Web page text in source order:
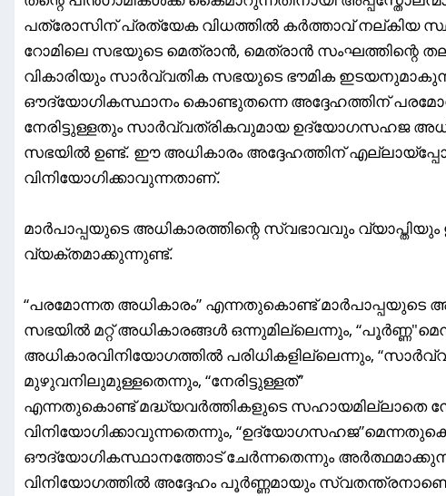
പത്രോസിന് പ്രത്യേക വിധത്തിൽ കർത്താവ് നല്കിയ
റോമിലെ സഭയുടെ മെത്രാൻ, മെത്രാൻ സംഘത്തിന്റെ
വികാരിയും സാർവ്വതിക സഭയുടെ ഭൗമിക
ഔദ്യോഗികസ്ഥാനം കൊണ്ടുതന്നെ അദ്ദേഹത്തിന്
നേരിട്ടുള്ളതും സാർവ്വത്രികവുമായ ഉദ്യോഗസഹജ
സഭയിൽ ഉണ്ട്. ഈ അധികാരം അദ്ദേഹത്തിന്
വിനിയോഗിക്കാവുന്നതാണ്.
മാർപാപ്പയുടെ അധികാരത്തിന്റെ സ്വഭാവവും
വ്യക്തമാക്കുന്നുണ്ട്.
“പരമോന്നത അധികാരം” എന്നതുകൊണ്ട് മാർപാപ്പയുടെ
സഭയിൽ മറ്റ് അധികാരങ്ങൾ ഒന്നുമില്ലെന്നും,
അധികാരവിനിയോഗത്തിൽ പരിധികളില്ലെന്നും,
മുഴുവനിലുമുള്ളതെന്നും, “നേരിട്ടുള്ളത്”
എന്നതുകൊണ്ട് മദ്ധ്യവർത്തികളുടെ സഹായമില്ലാതെ
വിനിയോഗിക്കാവുന്നതെന്നും,
ഔദ്യോഗികസ്ഥാനത്തോട് ചേർന്നതെന്നും
വിനിയോഗത്തിൽ അദ്ദേഹം പൂർണ്ണമായും